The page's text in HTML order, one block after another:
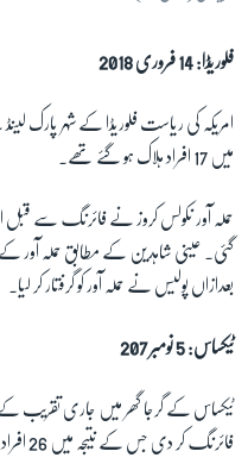
فلوریڈا: 14 فروری 2018
امریکہ کی ریاست فلوریڈا کے شہر پارک
میں 17 افراد ہلاک ہو گئے تھے۔
حملہ آور نکولس کروز نے فائرنگ سے قبل
گئی۔ عینی شاہدین کے مطابق حملہ آور کے
بعدازاں پولیس نے حملہ آور کو گرفتار کر لیا۔
ٹیکساس: 5 نومبر 207
ٹیکساس کے گرجا گھر میں جاری تقریب
فائرنگ کر دی جس کے نتیجہ میں 26 افراد ہلاک ہو گئے تھے۔